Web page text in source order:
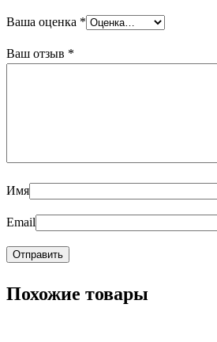
Ваша оценка *
Ваш отзыв *
Имя
Email
Похожие товары